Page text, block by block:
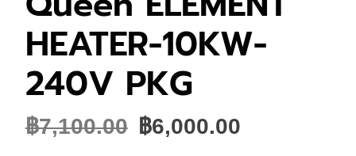
HEATER-10KW-
240V PKG
฿7,100.00 Original
฿6,000.00